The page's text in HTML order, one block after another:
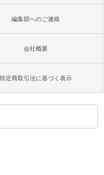
編集部へのご連絡
会社概要
特定商取引法に基づく表示